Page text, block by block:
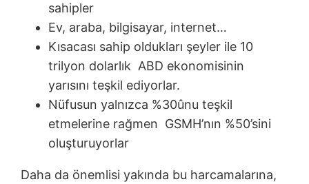
sahipler
Ev, araba, bilgisayar, internet…
Kısacası sahip oldukları şeyler ile 10
trilyon dolarlık ABD ekonomisinin
yarısını teşkil ediyorlar.
Nüfusun yalnızca %30ûnu teşkil
etmelerine rağmen GSMH’nın %50’sini
oluşturuyorlar
Daha da önemlisi yakında bu harcamalarına,